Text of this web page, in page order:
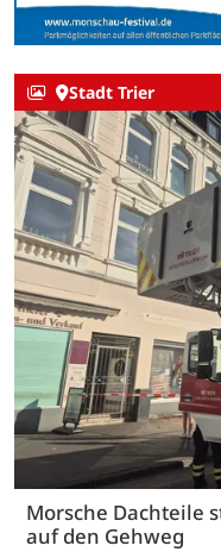
Stadt Trier
Morsche Dachteile
auf den Gehweg